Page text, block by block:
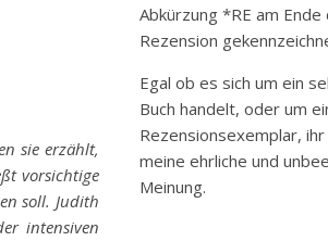
sie erzählt,
vorsichtige
soll. Judith
intensiven
Abkürzung *RE am Ende
Rezension
Egal ob es sich um ein
Buch handelt, oder um
Rezensionsexemplar,
meine ehrliche und
Meinung.